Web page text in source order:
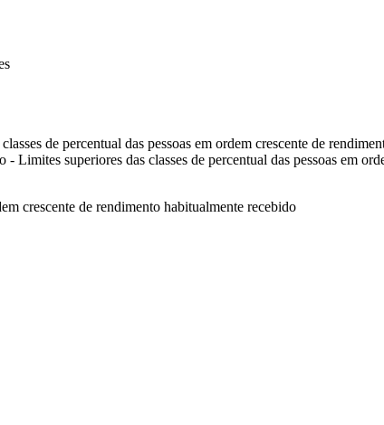
de percentual das pessoas em ordem crescente de
- Limites superiores das classes de percentual das pessoas em
crescente de rendimento habitualmente recebido